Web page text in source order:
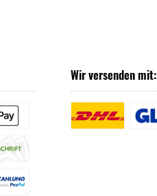
Wir versenden mit: